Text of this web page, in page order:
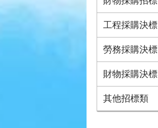
工程採購決標
勞務採購決標
財物採購決標
其他招標類